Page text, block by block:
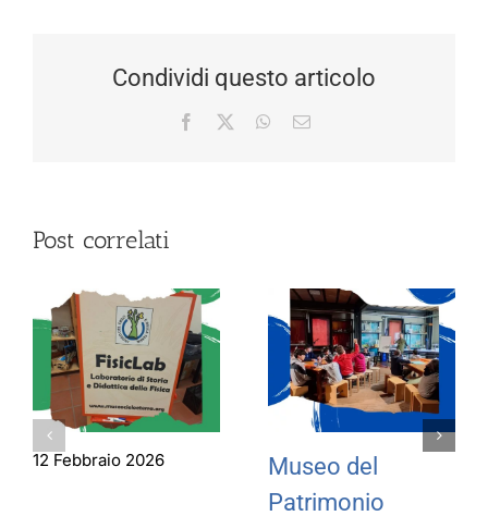
Condividi questo articolo
Facebook WhatsApp
Email
Post correlati
12 Febbraio 2026
Museo del
Patrimonio